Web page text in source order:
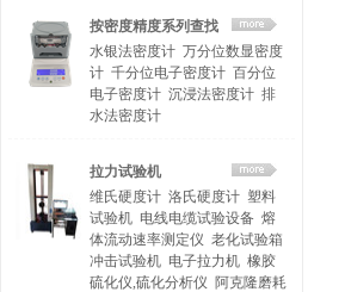
按密度精度系列查找
水银法密度计 万分位数显密度
计 千分位电子密度计 百分位
电子密度计 沉浸法密度计 排
水法密度计
拉力试验机
维氏硬度计 洛氏硬度计 塑料
试验机 电线电缆试验设备 熔
体流动速率测定仪 老化试验箱
冲击试验机 电子拉力机 橡胶
硫化仪,硫化分析仪 阿克隆磨耗